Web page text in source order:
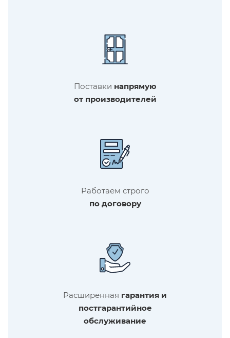
Поставки напрямую
от производителей
Работаем строго
по договору
Расширенная гарантия и
постгарантийное
обслуживание